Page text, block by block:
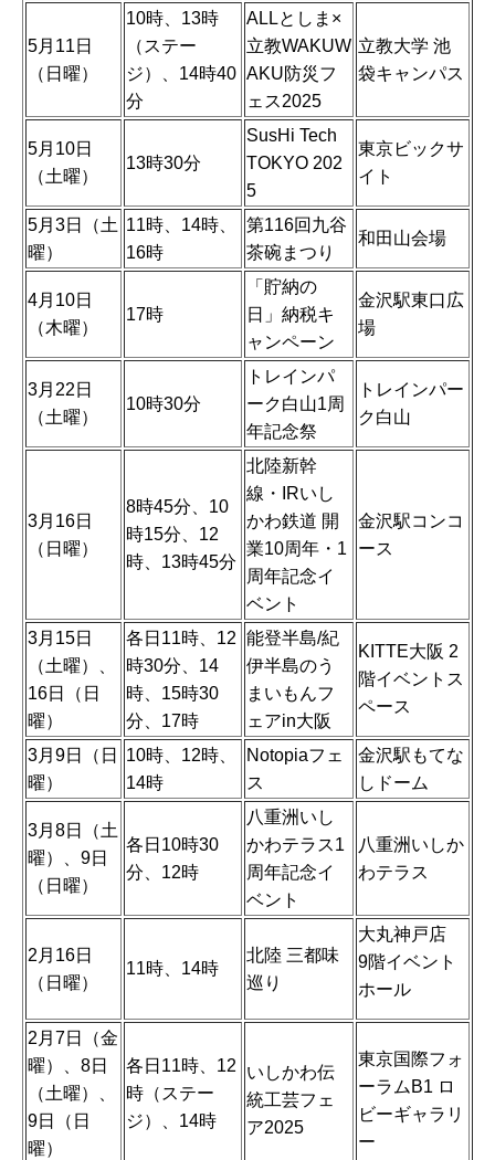
5月11日
（日曜）
10時、13時
（ステー
ジ）、14時40
分
ALLとしま×
立教WAKUW
AKU防災フ
ェス2025
立教大学 池
袋キャンパス
5月10日
（土曜）
13時30分
SusHi Tech
TOKYO 202
5
東京ビックサ
イト
5月3日（土
曜）
11時、14時、
16時
第116回九谷
茶碗まつり
和田山会場
4月10日
（木曜）
17時
「貯納の
日」納税キ
ャンペーン
金沢駅東口広
場
3月22日
（土曜）
10時30分
トレインパ
ーク白山1周
年記念祭
トレインパー
ク白山
3月16日
（日曜）
8時45分、10
時15分、12
時、13時45分
北陸新幹
線・IRいし
かわ鉄道 開
業10周年・1
周年記念イ
ベント
金沢駅コンコ
ース
3月15日
（土曜）、
16日（日
曜）
各日11時、12
時30分、14
時、15時30
分、17時
能登半島/紀
伊半島のう
まいもんフ
ェアin大阪
KITTE大阪 2
階イベントス
ペース
3月9日（日
曜）
10時、12時、
14時
Notopiaフェ
ス
金沢駅もてな
しドーム
3月8日（土
曜）、9日
（日曜）
各日10時30
分、12時
八重洲いし
かわテラス1
周年記念イ
ベント
八重洲いしか
わテラス
2月16日
（日曜）
11時、14時
北陸 三都味
巡り
大丸神戸店
9階イベント
ホール
2月7日（金
曜）、8日
（土曜）、
9日（日
曜）
各日11時、12
時（ステー
ジ）、14時
いしかわ伝
統工芸フェ
ア2025
東京国際フォ
ーラムB1 ロ
ビーギャラリ
ー